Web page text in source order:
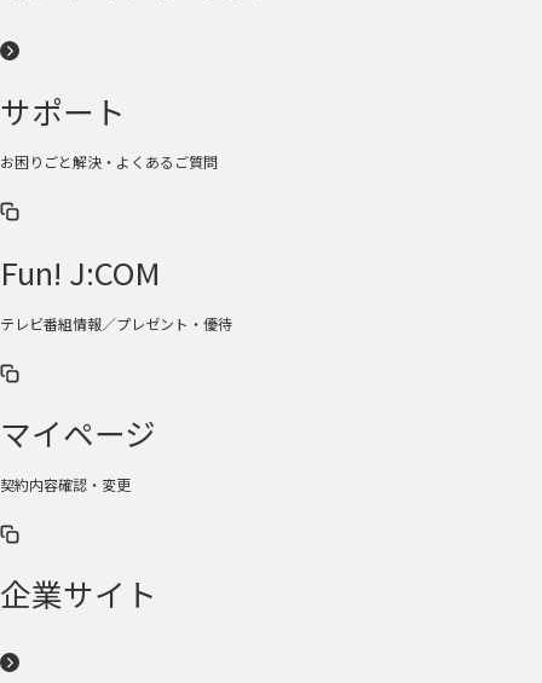
サポート
お困りごと解決・よくあるご質問
Fun! J:COM
テレビ番組情報／プレゼント・優待
マイページ
契約内容確認・変更
企業サイト